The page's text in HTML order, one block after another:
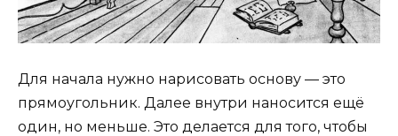
Для начала нужно нарисовать основу — это
прямоугольник. Далее внутри наносится ещё
один, но меньше. Это делается для того, чтобы